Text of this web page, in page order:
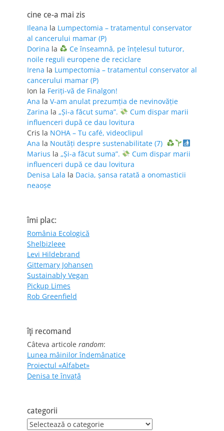
cine ce-a mai zis
Ileana la Lumpectomia – tratamentul conservator
al cancerului mamar (P)
Dorina la
Ce înseamnă, pe înțelesul tuturor,
noile reguli europene de reciclare
Irena la Lumpectomia – tratamentul conservator al
cancerului mamar (P)
Ion la Feriţi-vă de Finalgon!
Ana la V-am anulat prezumția de nevinovăție
Zarina la „Și-a făcut suma”.
Cum dispar marii
influenceri după ce dau lovitura
Cris la NOHA – Tu café, videoclipul
Ana la Noutăți despre sustenabilitate (7)
Marius la „Și-a făcut suma”.
Cum dispar marii
influenceri după ce dau lovitura
Denisa Lala la Dacia, șansa ratată a onomasticii
neaoșe
îmi plac:
România Ecologică
Shelbizleee
Levi Hildebrand
Gittemary Johansen
Sustainably Vegan
Pickup Limes
Rob Greenfield
îţi recomand
Câteva articole random:
Lunea mâinilor îndemânatice
Proiectul «Alfabet»
Denisa te învaţă
categorii
categorii